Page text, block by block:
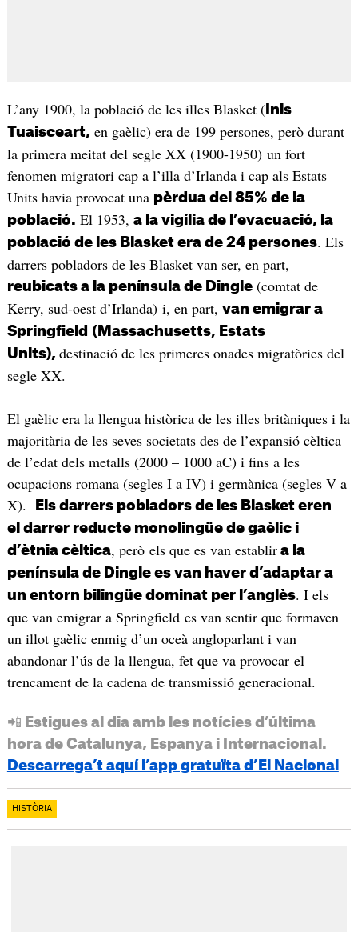
L’any 1900, la població de les illes Blasket (Inis
Tuaisceart, en gaèlic) era de 199 persones, però durant
la primera meitat del segle XX (1900-1950) un fort
fenomen migratori cap a l’illa d’Irlanda i cap als Estats
Units havia provocat una pèrdua del 85% de la
població. El 1953, a la vigília de l’evacuació, la
població de les Blasket era de 24 persones. Els
darrers pobladors de les Blasket van ser, en part,
reubicats a la península de Dingle(comtat de
Kerry, sud-oest d’Irlanda) i, en part, van emigrar a
Springfield (Massachusetts, Estats
Units), destinació de les primeres onades migratòries del
segle XX.
El gaèlic era la llengua històrica de les illes britàniques i la
majoritària de les seves societats des de l’expansió cèltica
de l’edat dels metalls (2000 – 1000 aC) i fins a les
ocupacions romana (segles I a IV) i germànica (segles V a
X).
Els darrers pobladors de les Blasket eren
el darrer reducte monolingüe de gaèlic i
d’ètnia cèltica, però els que es van establira la
península de Dingle es van haver d’adaptar a
un entorn bilingüe dominat per l’anglès. I els
que van emigrar a Springfield es van sentir que formaven
un illot gaèlic enmig d’un oceà angloparlant i van
abandonar l’ús de la llengua, fet que va provocar el
trencament de la cadena de transmissió generacional.
📲 Estigues al dia amb les notícies d’última
hora de Catalunya, Espanya i Internacional.
Descarrega’t aquí l’app gratuïta d’El Nacional
HISTÒRIA